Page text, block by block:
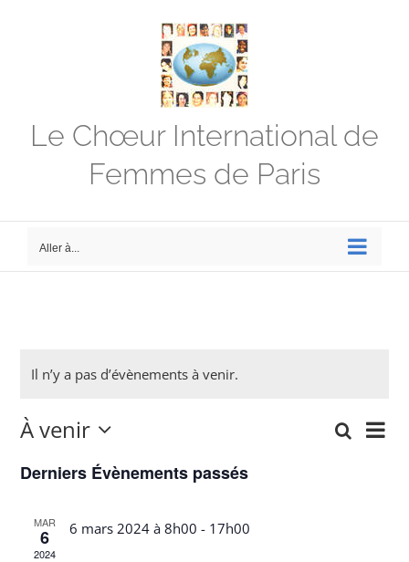
Le Chœur International de
Femmes de Paris
Aller à...
Il n’y a pas d’évènements à venir.
Liste
À venir
Sélectionnez
une
Derniers Évènements passés
MAR
6
2024
6 mars 2024 à 8h00 - 17h00